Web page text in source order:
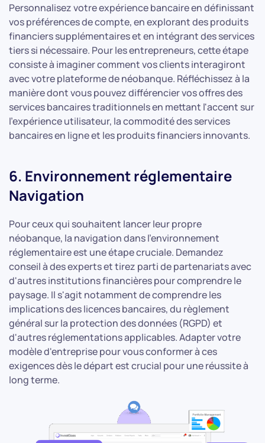
Personnalisez votre expérience bancaire en définissant
vos préférences de compte, en explorant des produits
financiers supplémentaires et en intégrant des services
tiers si nécessaire. Pour les entrepreneurs, cette étape
consiste à imaginer comment vos clients interagiront
avec votre plateforme de néobanque. Réfléchissez à la
manière dont vous pouvez différencier vos offres des
services bancaires traditionnels en mettant l'accent sur
l'expérience utilisateur, la commodité des services
bancaires en ligne et les produits financiers innovants.
6. Environnement réglementaire
Navigation
Pour ceux qui souhaitent lancer leur propre
néobanque, la navigation dans l'environnement
réglementaire est une étape cruciale. Demandez
conseil à des experts et tirez parti de partenariats avec
d'autres institutions financières pour comprendre le
paysage. Il s'agit notamment de comprendre les
implications des licences bancaires, du règlement
général sur la protection des données (RGPD) et
d'autres réglementations applicables. Adapter votre
modèle d'entreprise pour vous conformer à ces
exigences dès le départ est crucial pour une réussite à
long terme.